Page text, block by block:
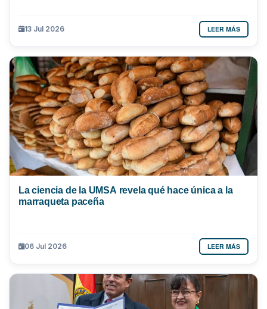
13 Jul 2026 LEER MÁS
La ciencia de la UMSA revela qué hace única a la
marraqueta paceña
06 Jul 2026 LEER MÁS